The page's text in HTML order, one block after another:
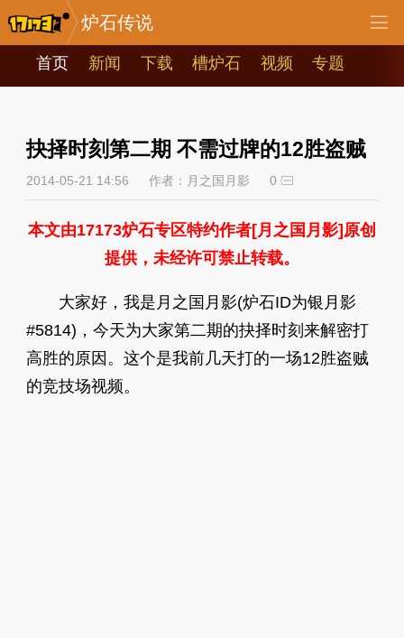
炉石传说
首页 新闻 下载 槽炉石 视频 专题
抉择时刻第二期 不需过牌的12胜盗贼
2014-05-21 14:56 作者：月之国月影 0
本文由17173炉石专区特约作者[月之国月影]原创
提供，未经许可禁止转载。
大家好，我是月之国月影(炉石ID为银月影
#5814)，今天为大家第二期的抉择时刻来解密打
高胜的原因。这个是我前几天打的一场12胜盗贼
的竞技场视频。